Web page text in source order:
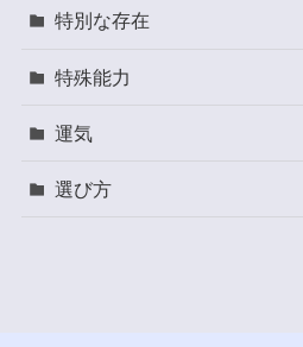
特別な存在
特殊能力
運気
選び方